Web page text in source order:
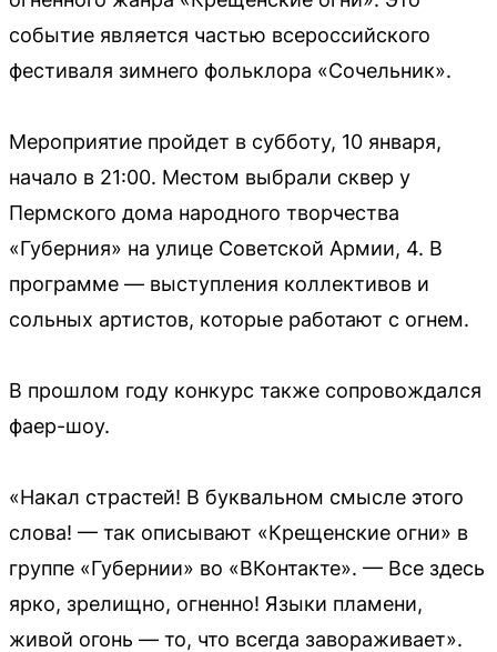
событие является частью всероссийского
фестиваля зимнего фольклора «Сочельник».
Мероприятие пройдет в субботу, 10 января,
начало в 21:00. Местом выбрали сквер у
Пермского дома народного творчества
«Губерния» на улице Советской Армии, 4. В
программе — выступления коллективов и
сольных артистов, которые работают с огнем.
В прошлом году конкурс также сопровождался
фаер-шоу.
«Накал страстей! В буквальном смысле этого
слова! — так описывают «Крещенские огни» в
группе «Губернии» во «ВКонтакте». — Все здесь
ярко, зрелищно, огненно! Языки пламени,
живой огонь — то, что всегда завораживает».